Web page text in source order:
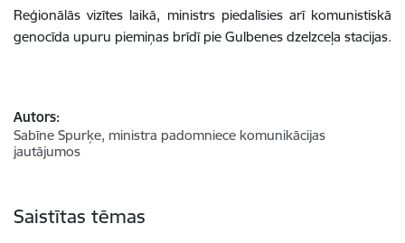
Reģionālās vizītes laikā, ministrs piedalīsies arī komunistiskā
genocīda upuru piemiņas brīdī pie Gulbenes dzelzceļa stacijas.
Autors:
Sabīne Spurķe, ministra padomniece komunikācijas
jautājumos
Saistītas tēmas